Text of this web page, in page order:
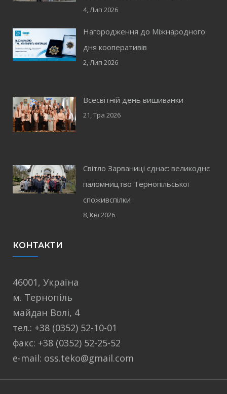
4, Лип 2026
Нагородження до Міжнародного
дня кооперативів
2, Лип 2026
Всесвітній день вишиванки
21, Тра 2026
Світло Зарваниці єднає: великоднє
паломництво Тернопільської
споживспілки
8, Кві 2026
КОНТАКТИ
46001, Україна
м. Тернопіль
майдан Волі, 4
тел.: +38 (0352) 52-10-01
факс: +38 (0352) 52-25-52
e-mail: oss.teko@gmail.com